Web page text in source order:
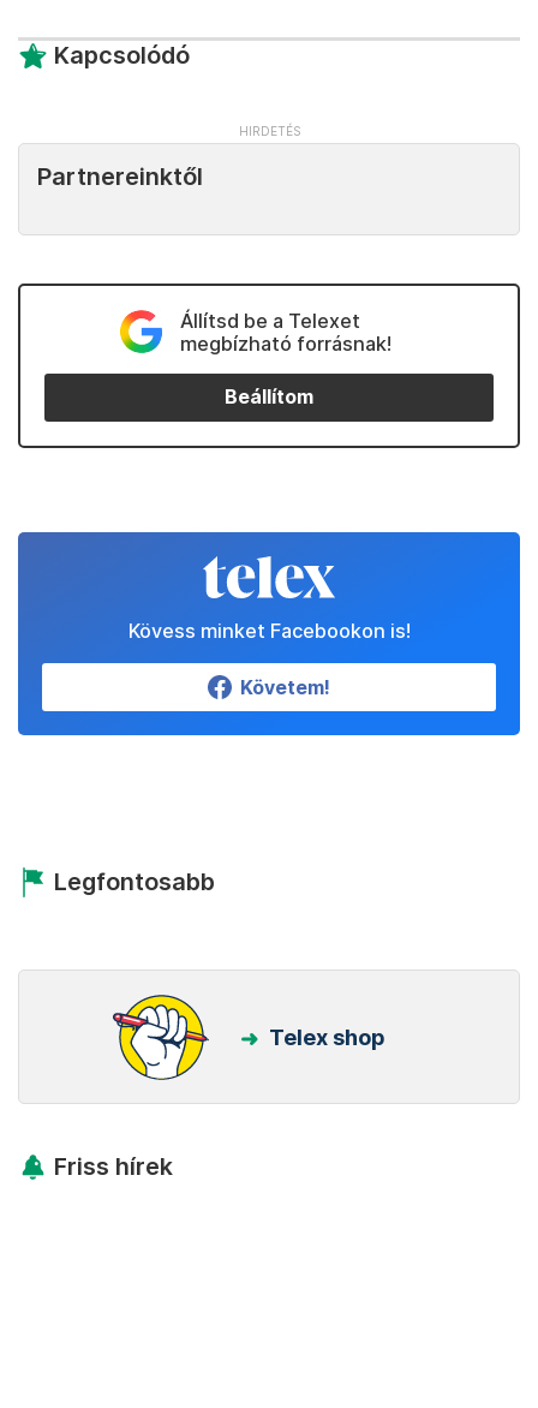
Kapcsolódó
Partnereinktől
Állítsd be a Telexet
megbízható forrásnak!
Beállítom
Kövess minket Facebookon is!
Követem!
Legfontosabb
Telex shop
Friss hírek